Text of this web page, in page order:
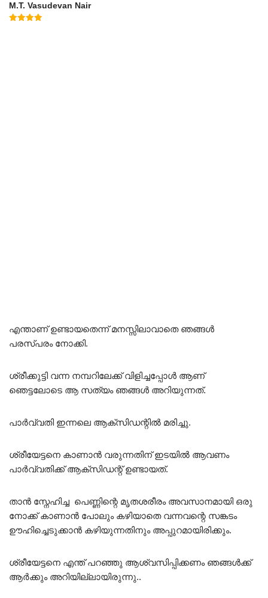
M.T. Vasudevan Nair
എന്താണ് ഉണ്ടായതെന്ന് മനസ്സിലാവാതെ ഞങ്ങൾ
പരസ്പരം നോക്കി.
ശ്രീക്കുട്ടി വന്ന നമ്പറിലേക്ക് വിളിച്ചപ്പോൾ ആണ്
ഞെട്ടലോടെ ആ സത്യം ഞങ്ങൾ അറിയുന്നത്.
പാർവ്വതി ഇന്നലെ ആക്‌സിഡന്റിൽ മരിച്ചു.
ശ്രീയേട്ടനെ കാണാൻ വരുന്നതിന് ഇടയിൽ ആവണം
പാർവ്വതിക്ക് ആക്‌സിഡന്റ് ഉണ്ടായത്.
താൻ സ്നേഹിച്ച പെണ്ണിന്റെ മൃതശരീരം അവസാനമായി ഒരു
നോക്ക് കാണാൻ പോലും കഴിയാതെ വന്നവന്റെ സങ്കടം
ഊഹിച്ചെടുക്കാൻ കഴിയുന്നതിനും അപ്പുറമായിരിക്കും.
ശ്രീയേട്ടനെ എന്ത് പറഞ്ഞു ആശ്വസിപ്പിക്കണം ഞങ്ങൾക്ക്
ആർക്കും അറിയില്ലായിരുന്നു..